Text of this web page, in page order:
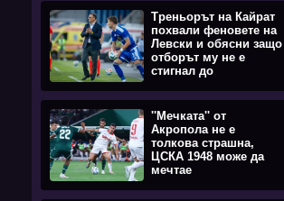
Треньорът на Кайрат
похвали феновете на
Левски и обясни защо
отборът му не е
стигнал до
''Мечката'' от
Акропола не е
толкова страшна,
ЦСКА 1948 може да
мечтае